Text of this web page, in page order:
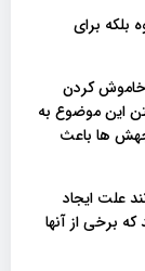
بلکه برای
خاموش کردن
این موضوع به
جهش ها باعث
علت ایجاد
برخی از آنها